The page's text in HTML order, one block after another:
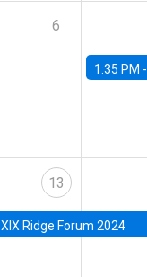
6
1:35 PM -
13
XIX Ridge Forum 2024